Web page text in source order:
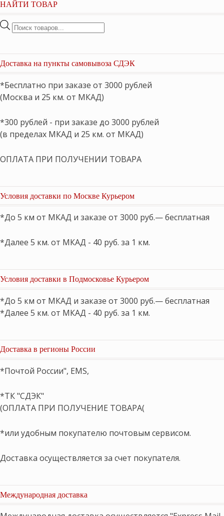
НАЙТИ ТОВАР
Поиск
Доставка на пункты самовывоза СДЭК
*Бесплатно при заказе от 3000 рублей
(Москва и 25 км. от МКАД)
*300 рублей - при заказе до 3000 рублей
(в пределах МКАД и 25 км. от МКАД)
ОПЛАТА ПРИ ПОЛУЧЕНИИ ТОВАРА
Условия доставки по Москве Курьером
*До 5 км от МКАД и заказе от 3000 руб.— бесплатная
*Далее 5 км. от МКАД - 40 руб. за 1 км.
Условия доставки в Подмосковье Курьером
*До 5 км от МКАД и заказе от 3000 руб.— бесплатная
*Далее 5 км. от МКАД - 40 руб. за 1 км.
Доставка в регионы России
*Почтой России", EMS,
*ТК "СДЭК"
(ОПЛАТА ПРИ ПОЛУЧЕНИЕ ТОВАРА(
*или удобным покупателю почтовым сервисом.
Доставка осуществляется за счет покупателя.
Международная доставка